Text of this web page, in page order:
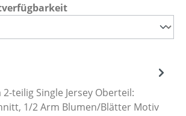
teilig Single Jersey Oberteil:
1/2 Arm Blumen/Blätter Motiv